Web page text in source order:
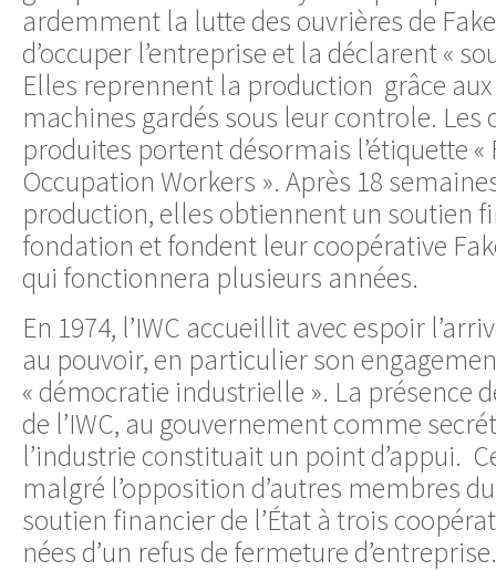
ardemment la lutte des ouvrières de
d’occuper l’entreprise et la déclarent «
Elles reprennent la production grâce aux
machines gardés sous leur controle. Les
produites portent désormais l’étiquette «
Occupation Workers ». Après 18
production, elles obtiennent un soutien
fondation et fondent leur coopérative
qui fonctionnera plusieurs années.
En 1974, l’IWC accueillit avec espoir
au pouvoir, en particulier son
« démocratie industrielle ». La présence
de l’IWC, au gouvernement comme
l’industrie constituait un point d’appui.
malgré l’opposition d’autres membres
soutien financier de l’État à trois
nées d’un refus de fermeture d’entreprise.